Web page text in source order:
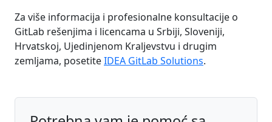
Za više informacija i profesionalne konsultacije o
GitLab rešenjima i licencama u Srbiji, Sloveniji,
Hrvatskoj, Ujedinjenom Kraljevstvu i drugim
zemljama, posetiteIDEA GitLab Solutions.